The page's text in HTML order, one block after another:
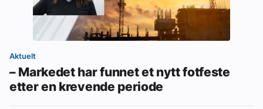
Aktuelt
– Markedet har funnet et nytt fotfeste
etter en krevende periode